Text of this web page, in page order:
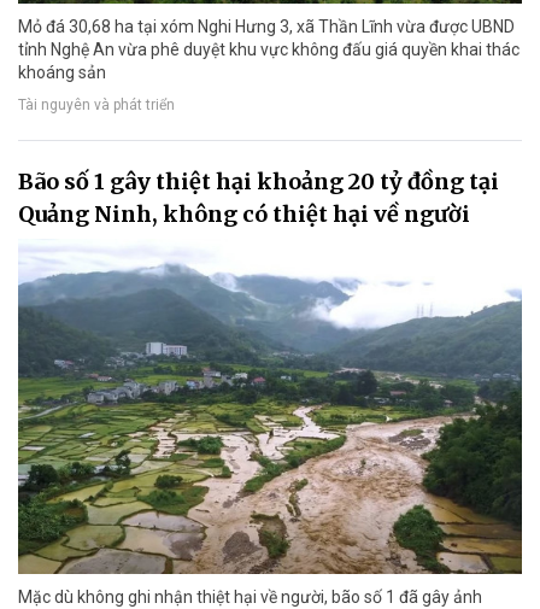
Mỏ đá 30,68 ha tại xóm Nghi Hưng 3, xã Thần Lĩnh vừa được UBND
tỉnh Nghệ An vừa phê duyệt khu vực không đấu giá quyền khai thác
khoáng sản
Tài nguyên và phát triển
Bão số 1 gây thiệt hại khoảng 20 tỷ đồng tại
Quảng Ninh, không có thiệt hại về người
Mặc dù không ghi nhận thiệt hại về người, bão số 1 đã gây ảnh